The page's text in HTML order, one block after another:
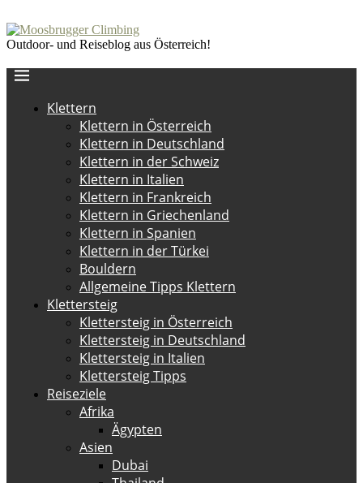
Outdoor- und Reiseblog aus Österreich!
Klettern
Klettern in Österreich
Klettern in Deutschland
Klettern in der Schweiz
Klettern in Italien
Klettern in Frankreich
Klettern in Griechenland
Klettern in Spanien
Klettern in der Türkei
Bouldern
Allgemeine Tipps Klettern
Klettersteig
Klettersteig in Österreich
Klettersteig in Deutschland
Klettersteig in Italien
Klettersteig Tipps
Reiseziele
Afrika
Ägypten
Asien
Dubai